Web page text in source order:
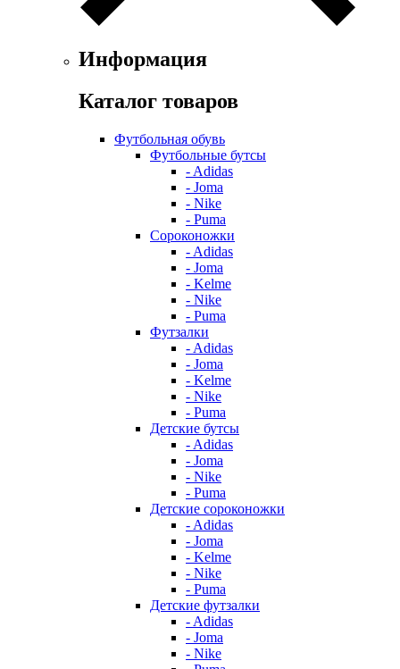
Информация
Каталог товаров
Футбольная обувь
Футбольные бутсы
- Adidas
- Joma
- Nike
- Puma
Сороконожки
- Adidas
- Joma
- Kelme
- Nike
- Puma
Футзалки
- Adidas
- Joma
- Kelme
- Nike
- Puma
Детские бутсы
- Adidas
- Joma
- Nike
- Puma
Детские сороконожки
- Adidas
- Joma
- Kelme
- Nike
- Puma
Детские футзалки
- Adidas
- Joma
- Nike